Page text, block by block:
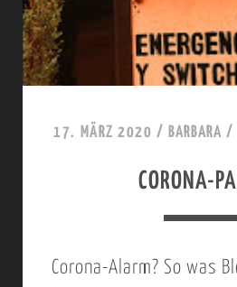
17. MÄRZ 2020 / BARBARA /
CORONA-
Corona-Alarm? So was